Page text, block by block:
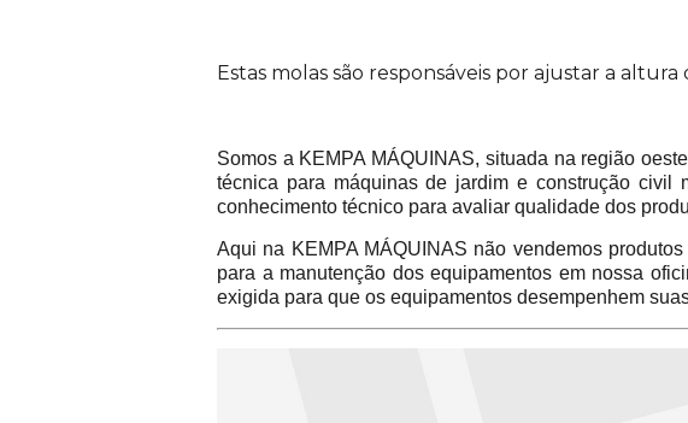
Estas molas são responsáveis por ajustar a
Somos a KEMPA MÁQUINAS, situada na região
técnica para máquinas de jardim e construção civil
conhecimento técnico para avaliar qualidade dos
Aqui na KEMPA MÁQUINAS não vendemos
para a manutenção dos equipamentos em nossa
exigida para que os equipamentos desempenhem